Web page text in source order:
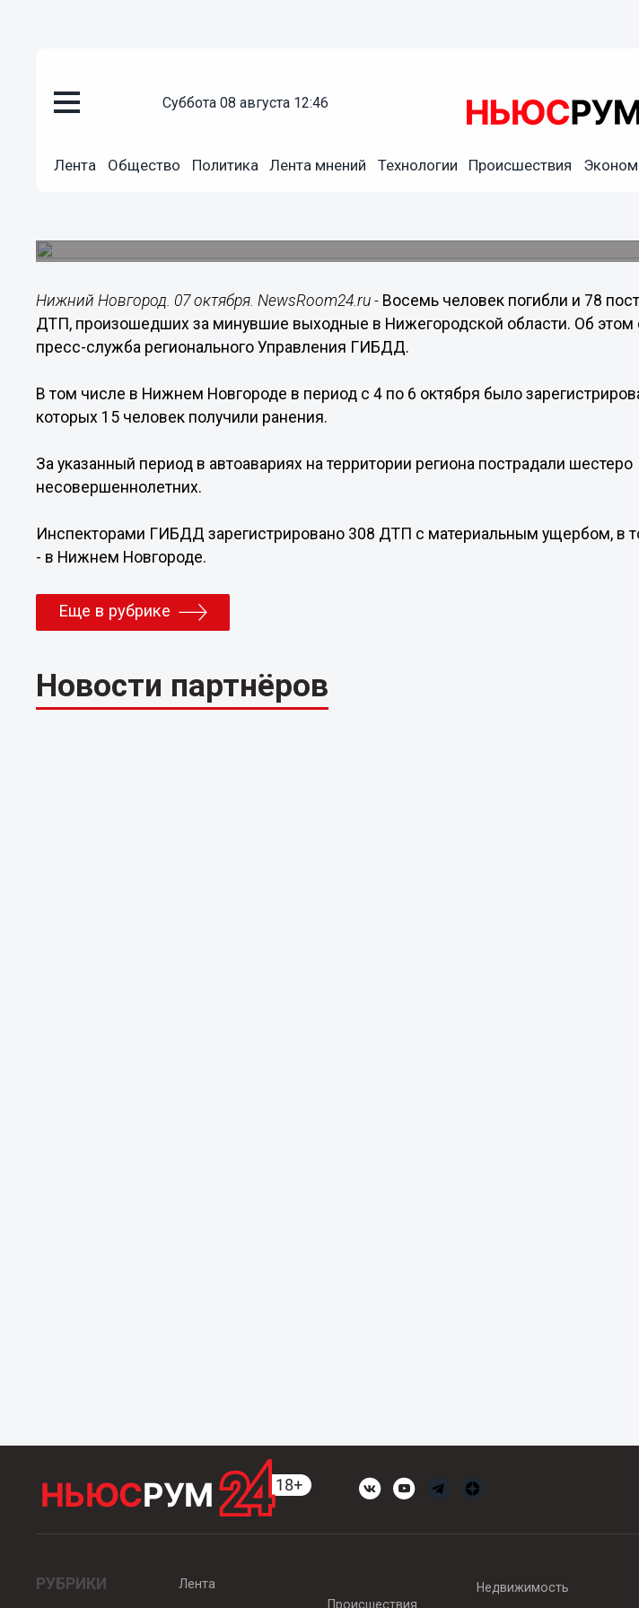
суббота 08 августа 12:46
Лента Общество Политика Лента мнений Технологии Происшествия
Восемь человек погибли в ДТП за минувшие
Нижний Новгород. 07 октября. NewsRoom24.ru - Восемь человек погибли и 78
ДТП, произошедших за минувшие выходные в Нижегородской области. Об этом
пресс-служба регионального Управления ГИБДД.
В том числе в Нижнем Новгороде в период с 4 по 6 октября было
которых 15 человек получили ранения.
За указанный период в автоавариях на территории региона пострадали шестеро
несовершеннолетних.
Инспекторами ГИБДД зарегистрировано 308 ДТП с материальным ущербом, в
- в Нижнем Новгороде.
Еще в рубрике
Новости партнёров
РУБРИКИ
Лента
Происшествия
Недвижимость